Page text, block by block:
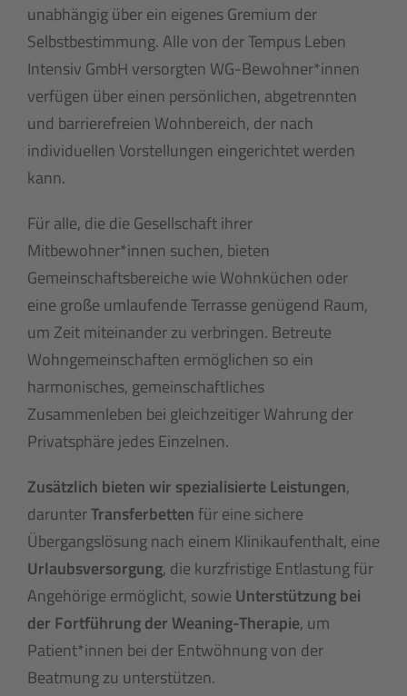
unabhängig über ein eigenes Gremium der
Selbstbestimmung.Alle von der Tempus Leben
Intensiv GmbH versorgten WG-Bewohner*innen
verfügen über einen persönlichen, abgetrennten
und barrierefreien Wohnbereich, der nach
individuellen Vorstellungen eingerichtet werden
kann.
Für alle, die die Gesellschaft ihrer
Mitbewohner*innen suchen, bieten
Gemeinschaftsbereiche wie Wohnküchen oder
eine große umlaufende Terrasse genügend Raum,
um Zeit miteinander zu verbringen. Betreute
Wohngemeinschaften ermöglichen so ein
harmonisches, gemeinschaftliches
Zusammenleben bei gleichzeitiger Wahrung der
Privatsphäre jedes Einzelnen.
Zusätzlich bieten wir spezialisierte Leistungen,
darunterTransferbettenfür eine sichere
Übergangslösung nach einem Klinikaufenthalt, eine
Urlaubsversorgung, die kurzfristige Entlastung für
Angehörige ermöglicht, sowie Unterstützung bei
der Fortführung der Weaning-Therapie, um
Patient*innen bei der Entwöhnung von der
Beatmung zu unterstützen.